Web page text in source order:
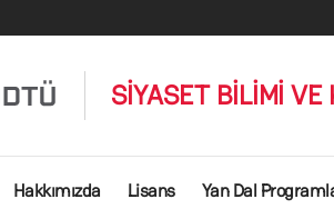
SİYASET BİLİMİ VE
Hakkımızda Lisans Yan Dal